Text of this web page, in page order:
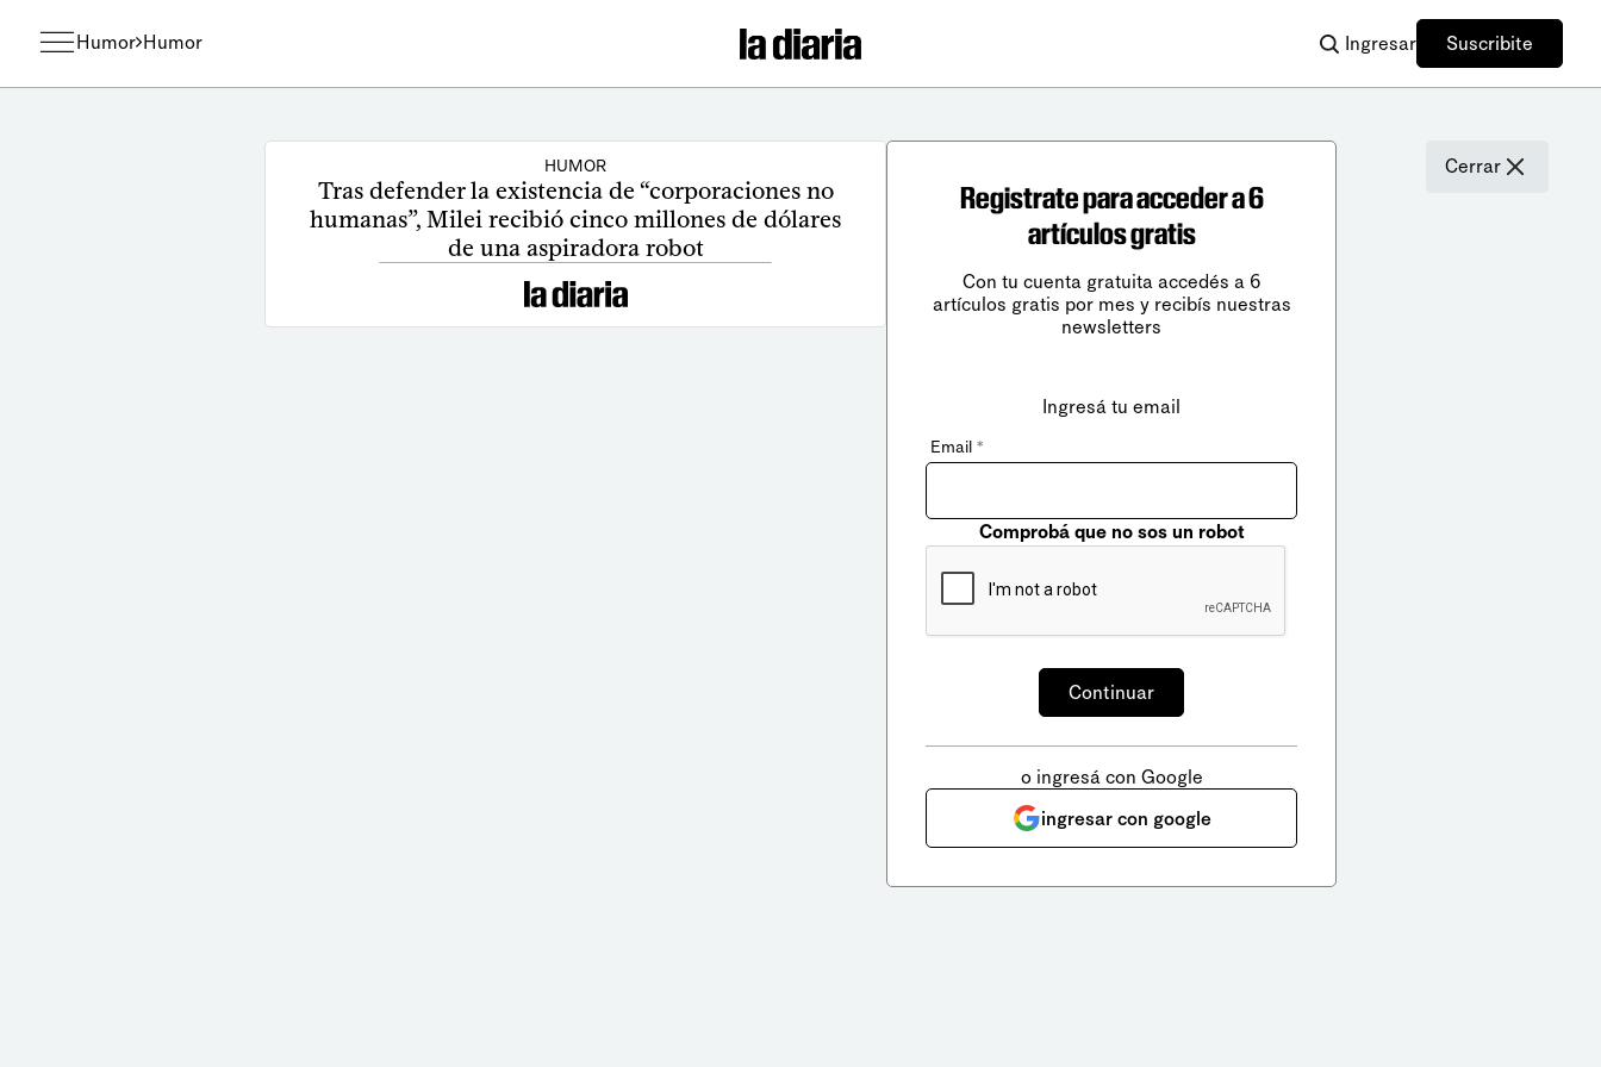
Humor Humor Ingresar Suscribite
HUMOR
Tras defender la existencia de “corporaciones no
humanas”, Milei recibió cinco millones de dólares
de una aspiradora robot
Cerrar
Registrate para acceder a 6
artículos gratis
Con tu cuenta gratuita accedés a 6
artículos gratis por mes y recibís nuestras
newsletters
Ingresá tu email
Email *
Comprobá que no sos un robot
o ingresá con Google
ingresar con google